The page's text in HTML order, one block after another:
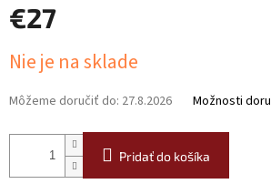
€27
cena:
Nie je na sklade
Môžeme doručiť do: 27.8.2026 Možnosti
Pridať do košíka